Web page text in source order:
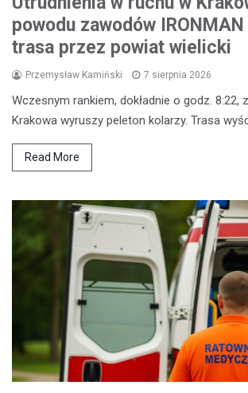
powodu zawodów
trasa przez powiat wielicki
Przemysław Kamiński 7 sierpnia 2026
Wczesnym rankiem, dokładnie o godz. 8:22,
Krakowa wyruszy peleton kolarzy. Trasa
Read More